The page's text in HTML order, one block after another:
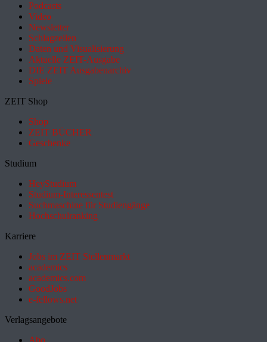
Podcasts
Video
Newsletter
Schlagzeilen
Daten und Visualisierung
Aktuelle ZEIT-Ausgabe
DIE ZEIT Ausgabenarchiv
Spiele
ZEIT Shop
Shop
ZEIT BÜCHER
Geschenke
Studium
HeyStudium
Studium-Interessentest
Suchmaschine für Studiengänge
Hochschulranking
Karriere
Jobs im ZEIT Stellenmarkt
academics
academics.com
GoodJobs
e-fellows.net
Verlagsangebote
Abo